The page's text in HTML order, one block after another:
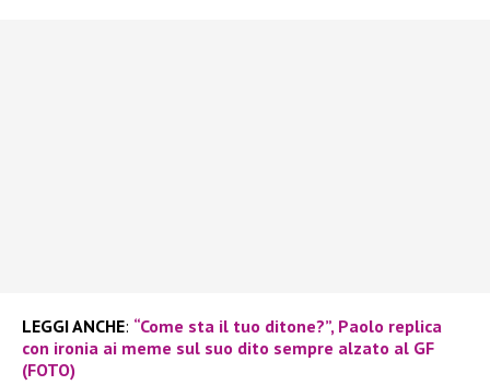
LEGGI ANCHE: “Come sta il tuo ditone?”, Paolo replica
con ironia ai meme sul suo dito sempre alzato al GF
(FOTO)